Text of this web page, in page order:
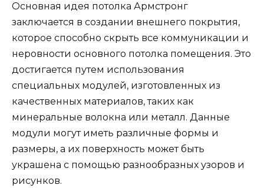
Основная идея потолка Армстронг
заключается в создании внешнего покрытия,
которое способно скрыть все коммуникации и
неровности основного потолка помещения. Это
достигается путем использования
специальных модулей, изготовленных из
качественных материалов, таких как
минеральные волокна или металл. Данные
модули могут иметь различные формы и
размеры, а их поверхность может быть
украшена с помощью разнообразных узоров и
рисунков.